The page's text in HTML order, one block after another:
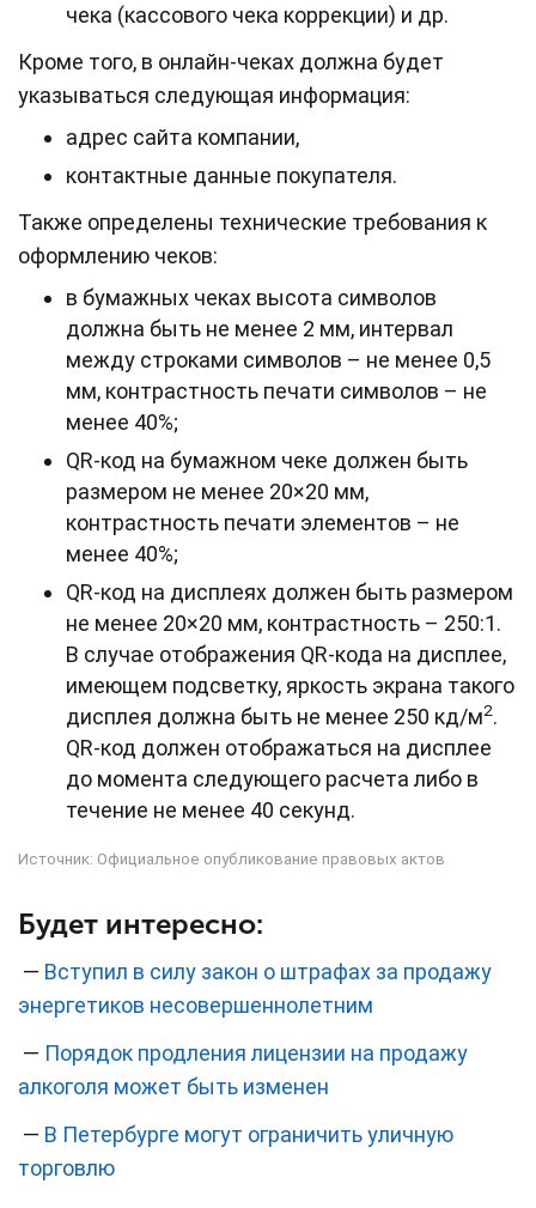
чека (кассового чека коррекции) и др.
Кроме того, в онлайн-чеках должна будет
указываться следующая информация:
адрес сайта компании,
контактные данные покупателя.
Также определены технические требования к
оформлению чеков:
в бумажных чеках высота символов
должна быть не менее 2 мм, интервал
между строками символов – не менее 0,5
мм, контрастность печати символов – не
менее 40%;
QR-код на бумажном чеке должен быть
размером не менее 20×20 мм,
контрастность печати элементов – не
менее 40%;
QR-код на дисплеях должен быть размером
не менее 20×20 мм, контрастность – 250:1.
В случае отображения QR-кода на дисплее,
имеющем подсветку, яркость экрана такого
дисплея должна быть не менее 250 кд/м2.
QR-код должен отображаться на дисплее
до момента следующего расчета либо в
течение не менее 40 секунд.
Источник: Официальное опубликование правовых актов
Будет интересно:
— Вступил в силу закон о штрафах за продажу
энергетиков несовершеннолетним
— Порядок продления лицензии на продажу
алкоголя может быть изменен
— В Петербурге могут ограничить уличную
торговлю